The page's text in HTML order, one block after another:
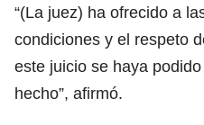
“(La juez) ha ofrecido a
condiciones y el respeto
este juicio se haya
hecho”, afirmó.